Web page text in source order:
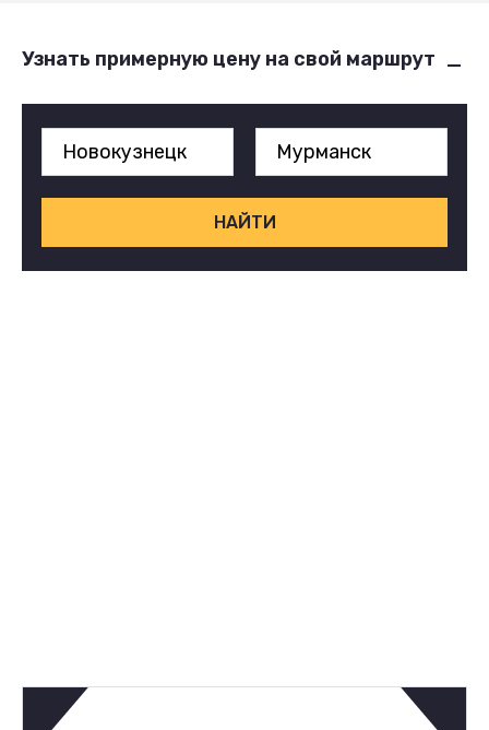
Узнать примерную цену на свой маршрут
НАЙТИ